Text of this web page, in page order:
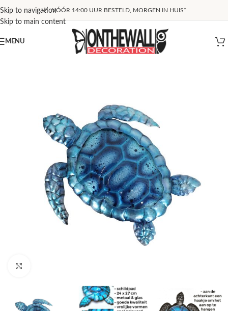
Skip to navigation
Skip to main content
VÓÓR 14:00 UUR BESTELD, MORGEN IN HUIS*
MENU